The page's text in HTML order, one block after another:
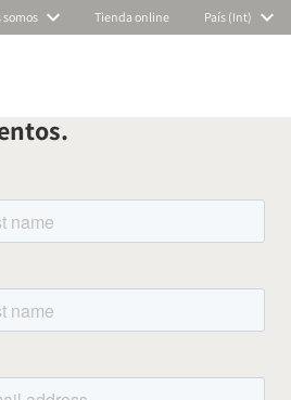
somos Tienda online País (Int)
newsletter
al día de todas las